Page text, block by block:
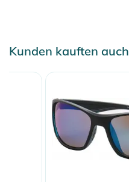
Kunden kauften auch